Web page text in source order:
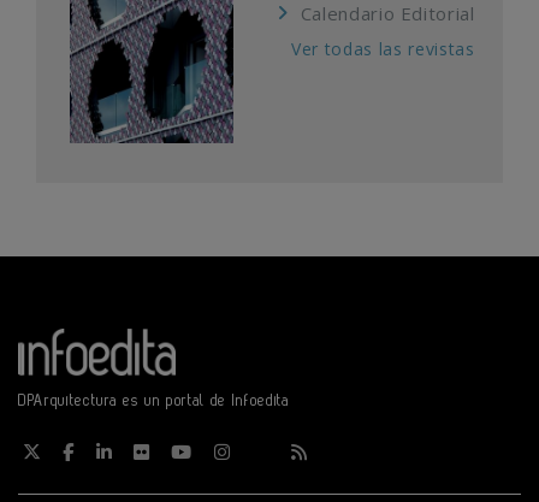
Calendario Editorial
Ver todas las revistas
DPArquitectura es un portal de Infoedita